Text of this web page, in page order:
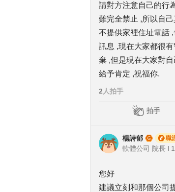
請對方注意自己的行
難完全禁止 ,所以自
不提供家裡住址電話
訊息 ,現在大家都很
棄 ,但是現在大家對
給予肯定 ,祝福你.
2 人拍手
拍手
楊詩郁 職
軟體公司 院長 l
您好
建議立刻和那個公司